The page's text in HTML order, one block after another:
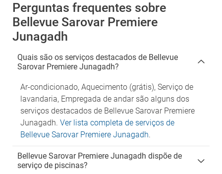
Perguntas frequentes sobre
Bellevue Sarovar Premiere
Junagadh
Quais são os serviços destacados de Bellevue
Sarovar Premiere Junagadh?
Ar-condicionado, Aquecimento (grátis), Serviço de
lavandaria, Empregada de andar são alguns dos
serviços destacados de Bellevue Sarovar Premiere
Junagadh. Ver lista completa de serviços de
Bellevue Sarovar Premiere Junagadh.
Bellevue Sarovar Premiere Junagadh dispõe de
serviço de piscinas?